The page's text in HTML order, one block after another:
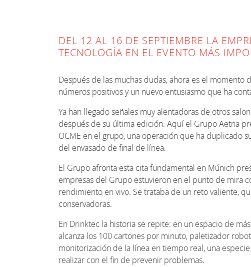
DEL 12 AL 16 DE SEPTIEMBRE LA
TECNOLOGÍA EN EL EVENTO MÁS
Después de las muchas dudas, ahora es el
números positivos y un nuevo entusiasmo que ha
Ya han llegado señales muy alentadoras de otros
después de su última edición. Aquí el Grupo Aetna
OCME en el grupo, una operación que ha duplicado
del envasado de final de línea.
El Grupo afronta esta cita fundamental en Múnich
empresas del Grupo estuvieron en el punto de mira
rendimiento en vivo. Se trataba de un reto valiente,
conservadoras.
En Drinktec la historia se repite: en un espacio de
alcanza los 100 cartones por minuto, paletizador
monitorización de la línea en tiempo real, una
realizar con el fin de prevenir problemas.